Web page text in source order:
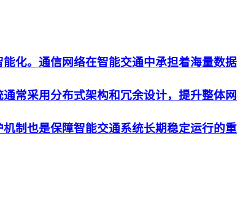
化。通信网络在智能交通中承担着海量数据
常采用分布式架构和冗余设计，提升整体网
制也是保障智能交通系统长期稳定运行的重